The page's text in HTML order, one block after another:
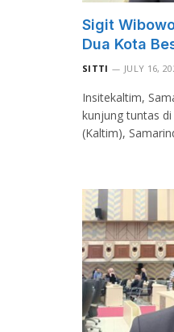
Sigit
Dua Kota
SITTI JULY 16,
Insitekaltim,
kunjung tuntas
(Kaltim),